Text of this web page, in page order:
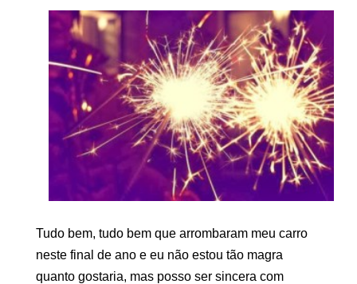
Tudo bem, tudo bem que arrombaram meu carro
neste final de ano e eu não estou tão magra
quanto gostaria, mas posso ser sincera com